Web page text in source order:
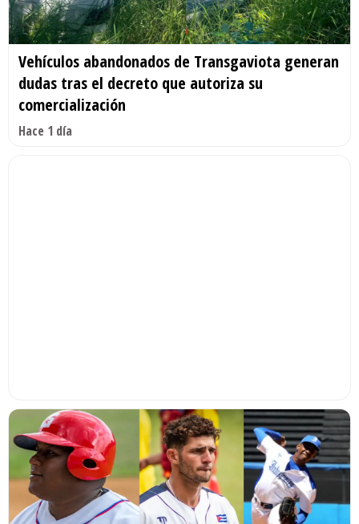
Vehículos abandonados de Transgaviota generan
dudas tras el decreto que autoriza su
comercialización
Hace 1 día